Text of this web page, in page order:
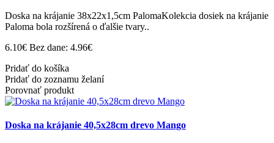
Doska na krájanie 38x22x1,5cm PalomaKolekcia dosiek na krájanie
Paloma bola rozšírená o ďalšie tvary..
6.10€ Bez dane: 4.96€
Pridať do košíka
Pridať do zoznamu želaní
Porovnať produkt
Doska na krájanie 40,5x28cm drevo Mango